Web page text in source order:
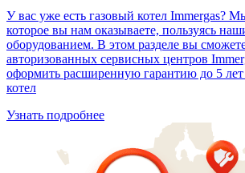
У вас уже есть газовый котел Immergas?
которое вы нам оказываете, пользуясь
оборудованием. В этом разделе вы сможете
авторизованных сервисных центров
оформить расширенную гарантию до 5 лет
котел
Узнать подробнее